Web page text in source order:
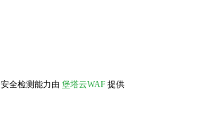
安全检测能力由 堡塔云WAF 提供